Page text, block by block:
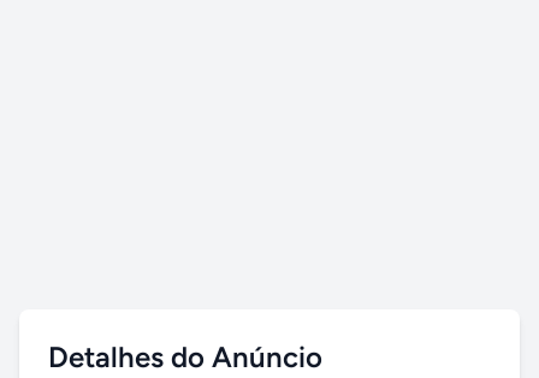
Detalhes do Anúncio